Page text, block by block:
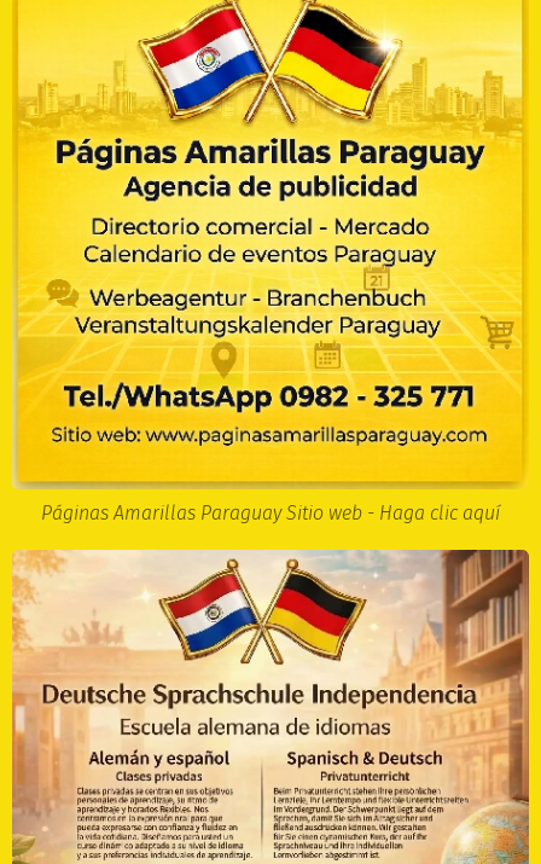
Páginas Amarillas Paraguay Sitio web - Haga clic aquí